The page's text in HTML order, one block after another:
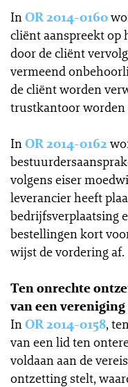
InOR 2014-0160
cliënt aanspreekt op
door de cliënt
vermeend
de cliënt worden
trustkantoor worden
InOR 2014-0162
volgens eiser
leverancier heeft
bedrijfsverplaatsing
bestellingen kort
wijst de vordering af.
Ten onrechte
van een vereniging
InOR 2014-0158,
van een lid ten
voldaan aan de
ontzetting stelt,